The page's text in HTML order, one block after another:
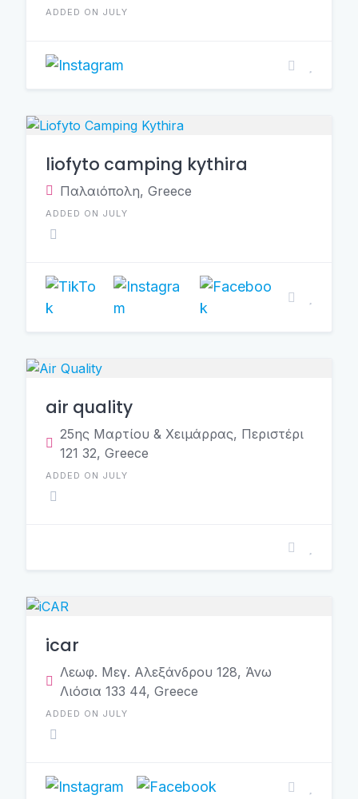
ADDED ON JULY
liofyto camping kythira
Παλαιόπολη, Greece
ADDED ON JULY
air quality
25ης Μαρτίου & Χειμάρρας, Περιστέρι
121 32, Greece
ADDED ON JULY
icar
Λεωφ. Μεγ. Αλεξάνδρου 128, Άνω
Λιόσια 133 44, Greece
ADDED ON JULY